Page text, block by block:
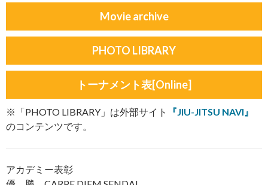
Movie archive
PHOTO LIBRARY
トーナメント表[Online]
※「PHOTO LIBRARY」は外部サイト
『JIU-JITSU NAVI』
のコンテンツです。
アカデミー表彰